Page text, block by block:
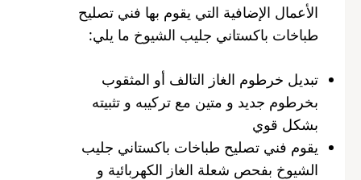
الأعمال الإضافية التي يقوم بها فني تصليح
طباخات باكستاني جليب الشيوخ ما يلي:
تبديل خرطوم الغاز التالف أو المثقوب
بخرطوم جديد و متين مع تركيبه و تثبيته
بشكل قوي
يقوم فني تصليح طباخات باكستاني جليب
الشيوخ بفحص شعلة الغاز الكهربائية و